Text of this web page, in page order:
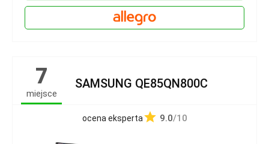
7
miejsce
SAMSUNG QE85QN800C
ocena eksperta 9.0/10